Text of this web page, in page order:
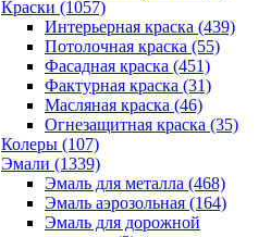
Краски (1057)
Интерьерная краска (439)
Потолочная краска (55)
Фасадная краска (451)
Фактурная краска (31)
Масляная краска (46)
Огнезащитная краска (35)
Колеры (107)
Эмали (1339)
Эмаль для металла (468)
Эмаль аэрозольная (164)
Эмаль для дорожной